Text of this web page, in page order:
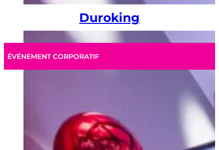
Duroking
ÉVÉNEMENT CORPORATIF